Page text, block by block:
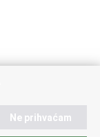
Ne prihvaćam